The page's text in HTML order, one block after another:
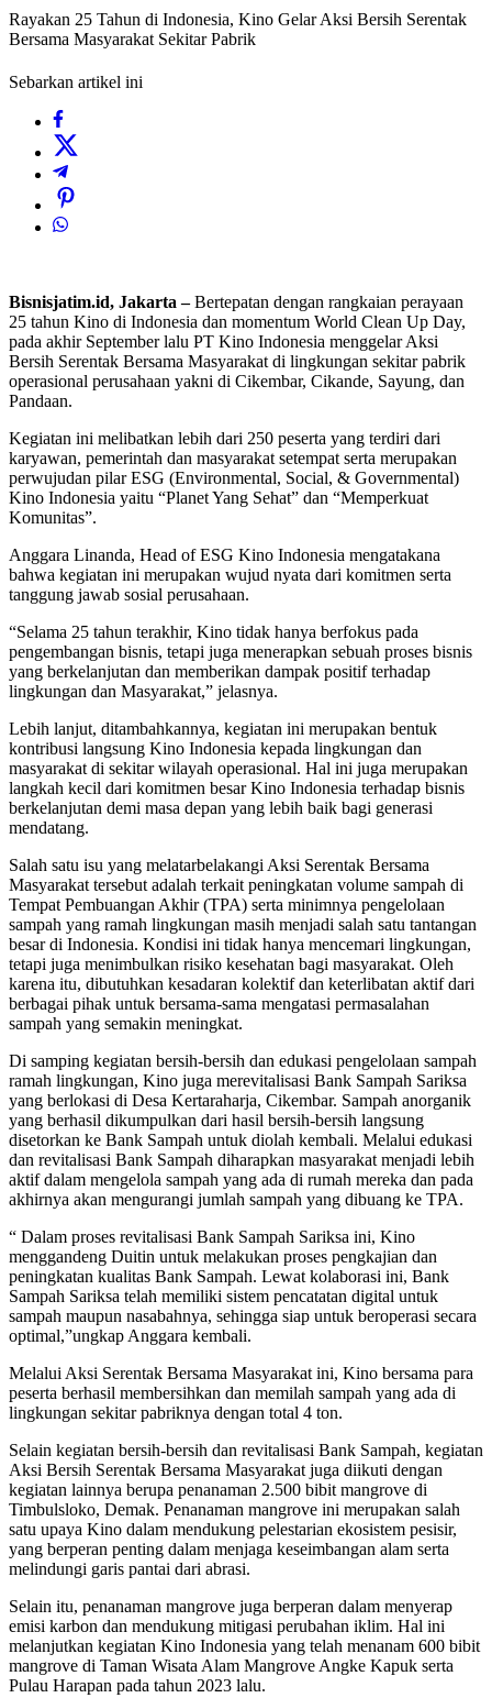
Rayakan 25 Tahun di Indonesia, Kino Gelar Aksi Bersih Serentak
Bersama Masyarakat Sekitar Pabrik
Sebarkan artikel ini
Bisnisjatim.id, Jakarta –Bertepatan dengan rangkaian perayaan
25 tahun Kino di Indonesia dan momentum World Clean Up Day,
pada akhir September lalu PT Kino Indonesia menggelar Aksi
Bersih Serentak Bersama Masyarakat di lingkungan sekitar pabrik
operasional perusahaan yakni di Cikembar, Cikande, Sayung, dan
Pandaan.
Kegiatan ini melibatkan lebih dari 250 peserta yang terdiri dari
karyawan, pemerintah dan masyarakat setempat serta merupakan
perwujudan pilar ESG (Environmental, Social, & Governmental)
Kino Indonesia yaitu “Planet Yang Sehat” dan “Memperkuat
Komunitas”.
Anggara Linanda, Head of ESG Kino Indonesia mengatakana
bahwa kegiatan ini merupakan wujud nyata dari komitmen serta
tanggung jawab sosial perusahaan.
“Selama 25 tahun terakhir, Kino tidak hanya berfokus pada
pengembangan bisnis, tetapi juga menerapkan sebuah proses bisnis
yang berkelanjutan dan memberikan dampak positif terhadap
lingkungan dan Masyarakat,” jelasnya.
Lebih lanjut, ditambahkannya, kegiatan ini merupakan bentuk
kontribusi langsung Kino Indonesia kepada lingkungan dan
masyarakat di sekitar wilayah operasional. Hal ini juga merupakan
langkah kecil dari komitmen besar Kino Indonesia terhadap bisnis
berkelanjutan demi masa depan yang lebih baik bagi generasi
mendatang.
Salah satu isu yang melatarbelakangi Aksi Serentak Bersama
Masyarakat tersebut adalah terkait peningkatan volume sampah di
Tempat Pembuangan Akhir (TPA) serta minimnya pengelolaan
sampah yang ramah lingkungan masih menjadi salah satu tantangan
besar di Indonesia. Kondisi ini tidak hanya mencemari lingkungan,
tetapi juga menimbulkan risiko kesehatan bagi masyarakat. Oleh
karena itu, dibutuhkan kesadaran kolektif dan keterlibatan aktif dari
berbagai pihak untuk bersama-sama mengatasi permasalahan
sampah yang semakin meningkat.
Di samping kegiatan bersih-bersih dan edukasi pengelolaan sampah
ramah lingkungan, Kino juga merevitalisasi Bank Sampah Sariksa
yang berlokasi di Desa Kertaraharja, Cikembar. Sampah anorganik
yang berhasil dikumpulkan dari hasil bersih-bersih langsung
disetorkan ke Bank Sampah untuk diolah kembali. Melalui edukasi
dan revitalisasi Bank Sampah diharapkan masyarakat menjadi lebih
aktif dalam mengelola sampah yang ada di rumah mereka dan pada
akhirnya akan mengurangi jumlah sampah yang dibuang ke TPA.
“ Dalam proses revitalisasi Bank Sampah Sariksa ini, Kino
menggandeng Duitin untuk melakukan proses pengkajian dan
peningkatan kualitas Bank Sampah. Lewat kolaborasi ini, Bank
Sampah Sariksa telah memiliki sistem pencatatan digital untuk
sampah maupun nasabahnya, sehingga siap untuk beroperasi secara
optimal,”ungkap Anggara kembali.
Melalui Aksi Serentak Bersama Masyarakat ini, Kino bersama para
peserta berhasil membersihkan dan memilah sampah yang ada di
lingkungan sekitar pabriknya dengan total 4 ton.
Selain kegiatan bersih-bersih dan revitalisasi Bank Sampah, kegiatan
Aksi Bersih Serentak Bersama Masyarakat juga diikuti dengan
kegiatan lainnya berupa penanaman 2.500 bibit mangrove di
Timbulsloko, Demak. Penanaman mangrove ini merupakan salah
satu upaya Kino dalam mendukung pelestarian ekosistem pesisir,
yang berperan penting dalam menjaga keseimbangan alam serta
melindungi garis pantai dari abrasi.
Selain itu, penanaman mangrove juga berperan dalam menyerap
emisi karbon dan mendukung mitigasi perubahan iklim. Hal ini
melanjutkan kegiatan Kino Indonesia yang telah menanam 600 bibit
mangrove di Taman Wisata Alam Mangrove Angke Kapuk serta
Pulau Harapan pada tahun 2023 lalu.